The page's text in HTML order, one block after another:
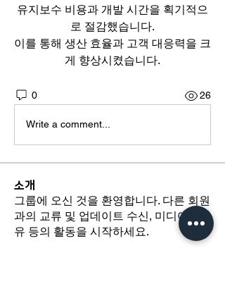
유지보수 비용과 개발 시간을 획기적으
로 절감했습니다.
이를 통해 생산 효율과 고객 대응력을 크
게 향상시켰습니다.
0 26
Write a comment...
소개
그룹에 오신 것을 환영합니다. 다른 회원
과의 교류 및 업데이트 수신, 미디어 공
유 등의 활동을 시작하세요.